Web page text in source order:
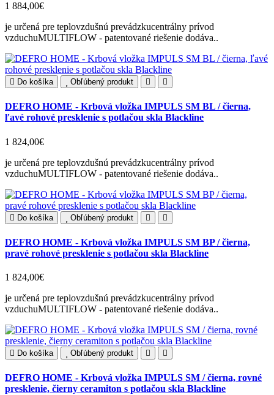
1 884,00€
je určená pre teplovzdušnú prevádzkucentrálny prívod
vzduchuMULTIFLOW - patentované riešenie dodáva..
Do košíka Obľúbený produkt
DEFRO HOME - Krbová vložka IMPULS SM BL / čierna,
ľavé rohové presklenie s potlačou skla Blackline
1 824,00€
je určená pre teplovzdušnú prevádzkucentrálny prívod
vzduchuMULTIFLOW - patentované riešenie dodáva..
Do košíka Obľúbený produkt
DEFRO HOME - Krbová vložka IMPULS SM BP / čierna,
pravé rohové presklenie s potlačou skla Blackline
1 824,00€
je určená pre teplovzdušnú prevádzkucentrálny prívod
vzduchuMULTIFLOW - patentované riešenie dodáva..
Do košíka Obľúbený produkt
DEFRO HOME - Krbová vložka IMPULS SM / čierna, rovné
presklenie, čierny ceramiton s potlačou skla Blackline